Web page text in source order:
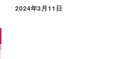
2024年3月11日